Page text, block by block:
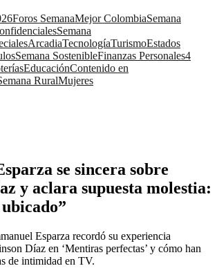
Foros SemanaMejor ColombiaSemana
Semana
ArcadiaTecnologíaTurismoEstados
Semana SostenibleFinanzas Personales4
EducaciónContenido en
RuralMujeres
se sincera sobre
y aclara supuesta molestia:
Esparza recordó su experiencia
Díaz en ‘Mentiras perfectas’ y cómo han
de intimidad en TV.